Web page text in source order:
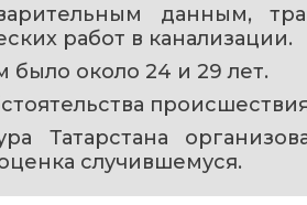
данным,
работ в канализации.
около 24 и 29 лет.
Татарстана
случившемуся.